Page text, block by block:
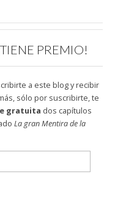
PREMIO!
a este blog y recibir
sólo por suscribirte, te
gratuita dos capítulos
La gran Mentira de la